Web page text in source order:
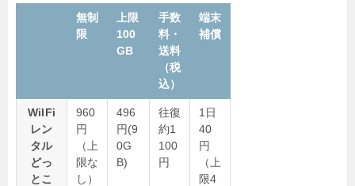
無制
限
上限
100
GB
手数
料・
送料
（税
込）
端末
補償
WiIFi
レン
タル
どっ
とこ
960
円
（上
限な
し）
496
円(9
0G
B)
往復
約1
100
円
1日
40
円
（上
限4